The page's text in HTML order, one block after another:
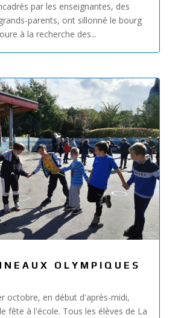
par les enseignantes, des
parents, ont sillonné le bourg
à la recherche des...
OLYMPIQUES
octobre, en début d'après-midi,
fête à l'école. Tous les élèves de La